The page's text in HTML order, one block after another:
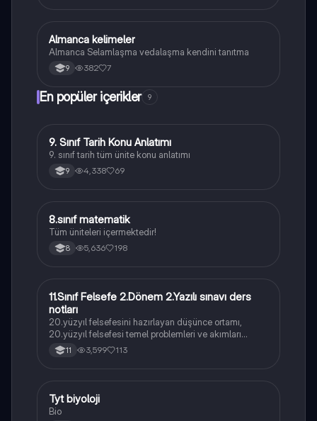
Almanca
Almanca kelimeler
Almanca Selamlaşma vedalaşma kendini tanıtma
9 382 7
En popüler içerikler 9
Tarih
9. Sınıf Tarih Konu Anlatımı
9. sınıf tarih tüm ünite konu anlatımı
9 4,338 69
Matematik
8.sınıf matematik
Tüm üniteleri içermektedir!
8 5,636 198
Felsefe
11.Sınıf Felsefe 2.Dönem 2.Yazılı sınavı ders
notları
20.yüzyıl felsefesini hazırlayan düşünce ortamı,
20.yüzyıl felsefesi temel problemleri ve akımları
konularını içermektedir
11 3,599 113
Biyoloji
Tyt biyoloji
Bio